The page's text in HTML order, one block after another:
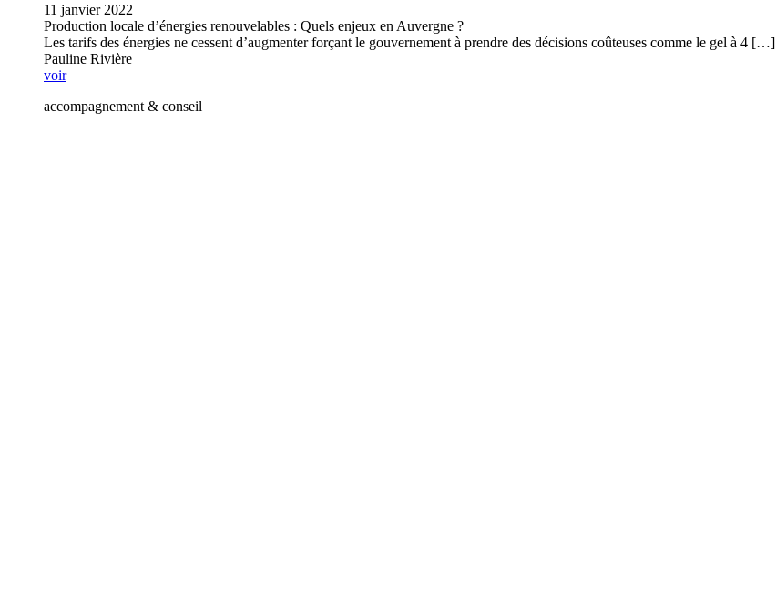
11 janvier 2022
Production locale d’énergies renouvelables : Quels enjeux en Auvergne ?
Les tarifs des énergies ne cessent d’augmenter forçant le gouvernement à prendre des décisions coûteuses comme le gel à 4 […]
Pauline Rivière
voir
accompagnement & conseil